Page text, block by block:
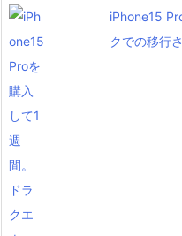
iPhone15
クでの移行